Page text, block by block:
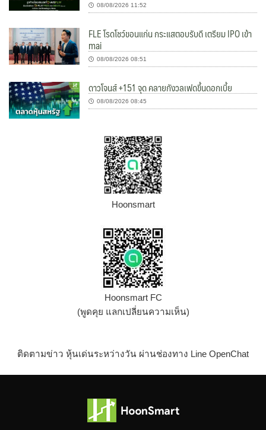
08/08/2026 11:52
FLE โรดโชว์ขอนแก่น กระแสตอบรับดี เตรียม IPO เข้า
mai
08/08/2026 08:51
ดาวโจนส์ +151 จุด คลายกังวลเฟดขึ้นดอกเบี้ย
08/08/2026 08:45
Hoonsmart
Hoonsmart FC
(พูดคุย แลกเปลี่ยนความเห็น)
ติดตามข่าว หุ้นเด่นระหว่างวัน ผ่านช่องทาง Line OpenChat